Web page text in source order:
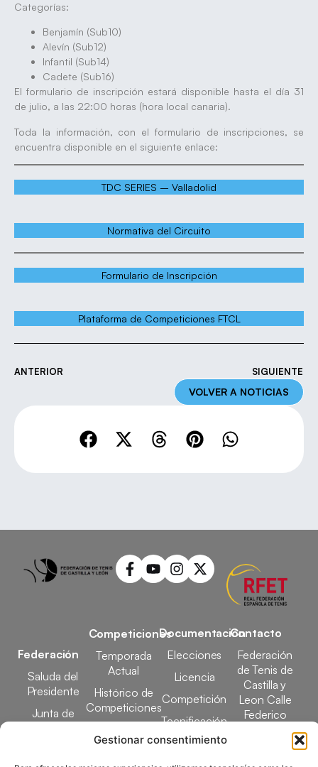
Gestionar consentimiento
Categorías:
Benjamín (Sub10)
Alevín (Sub12)
Infantil (Sub14)
Cadete (Sub16)
El formulario de inscripción estará disponible hasta el día 31
de julio, a las 22:00 horas (hora local canaria).
Toda la información, con el formulario de inscripciones, se
encuentra disponible en el siguiente enlace:
TDC SERIES – Valladolid
Normativa del Circuito
Formulario de Inscripción
Plataforma de Competiciones FTCL
ANTERIOR SIGUIENTE
VOLVER A NOTICIAS
Federación
Saluda del
Presidente
Junta de
Competiciones
Temporada
Actual
Histórico de
Competiciones
Arbitrales
Documentación
Elecciones
Licencia
Competición
Tecnificación
Docencia
Contacto
Federación
de Tenis de
Castilla y
Leon Calle
Federico
García Lorca,